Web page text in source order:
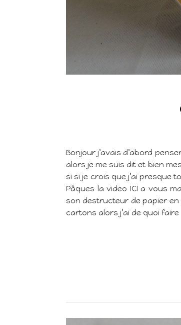
Bonjour j’avais d’abord
alors je me suis dit et bien
si si je crois que j’ai presque
Pâques la video ICI a vous
son destructeur de papier en
cartons alors j’ai de quoi faire